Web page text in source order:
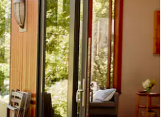
omlaag, óf door te tikken of swipen.